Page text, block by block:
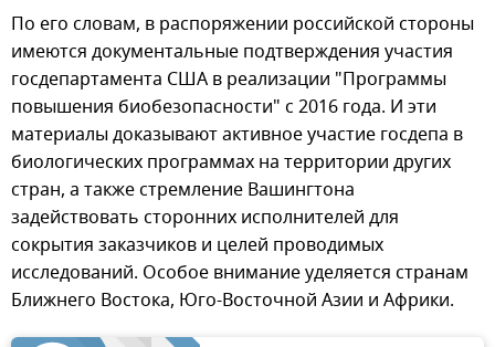
По его словам, в распоряжении российской стороны
имеются документальные подтверждения участия
госдепартамента США в реализации "Программы
повышения биобезопасности" с 2016 года. И эти
материалы доказывают активное участие госдепа в
биологических программах на территории других
стран, а также стремление Вашингтона
задействовать сторонних исполнителей для
сокрытия заказчиков и целей проводимых
исследований. Особое внимание уделяется странам
Ближнего Востока, Юго-Восточной Азии и Африки.